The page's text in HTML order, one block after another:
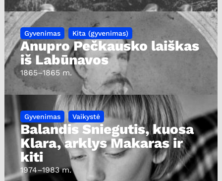
Gyvenimas Kita (gyvenimas)
Anupro Pečkausko laiškas
iš Labūnavos
1865–1865 m.
Gyvenimas Vaikystė
Balandis Sniegutis, kuosa
Klara, arklys Makaras ir
kiti
1974–1983 m.